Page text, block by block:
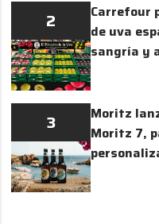
2
Carrefour
de uva
sangría y
3
Moritz
Moritz 7,